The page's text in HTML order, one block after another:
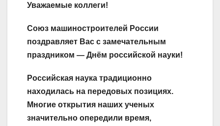
Уважаемые коллеги!
Союз машиностроителей России
поздравляет Вас с замечательным
праздником — Днём российской науки!
Российская наука традиционно
находилась на передовых позициях.
Многие открытия наших ученых
значительно опередили время,